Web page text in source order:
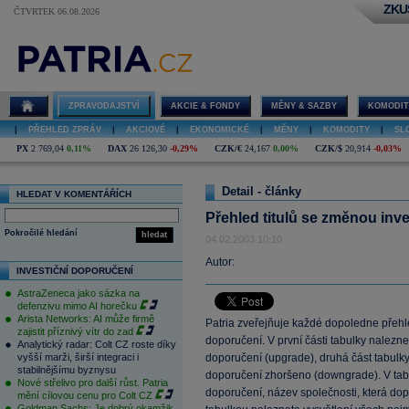
ČTVRTEK 06.08.2026
ZPRAVODAJSTVÍ AKCIE & FONDY MĚNY & SAZBY
PŘEHLED ZPRÁV AKCIOVÉ EKONOMICKÉ MĚNY KOMODITY
PX 2 769,04 0,11% DAX 26 126,30 -0,29% CZK/€ 24,167 0,00% CZK/$ 20,914 -0,03%
HLEDAT V KOMENTÁŘÍCH
hledat
Pokročilé hledání
INVESTIČNÍ DOPORUČENÍ
AstraZeneca jako sázka na
defenzivu mimo AI horečku
Arista Networks: AI může firmě
zajistit příznivý vítr do zad
Analytický radar: Colt CZ roste díky
vyšší marži, širší integraci i
stabilnějšímu byznysu
Nové střelivo pro další růst. Patria
mění cílovou cenu pro Colt CZ
Detail - články
Přehled titulů se změnou
04.02.2003 10:10
Autor:
Patria zveřejňuje každé dopoledne
doporučení. V první části tabulky
doporučení (upgrade), druhá část
doporučení zhoršeno (downgrade). V
doporučení, název společnosti, která